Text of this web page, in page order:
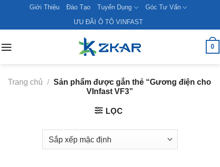
content
Giới Thiệu Đào Tạo Tuyển Dụng
Góc Tư Vấn
ƯU ĐÃI Ô TÔ VINFAST
0
Trang chủ / Sản phẩm được gắn thẻ “Gương điện cho
VInfast VF3”
LỌC